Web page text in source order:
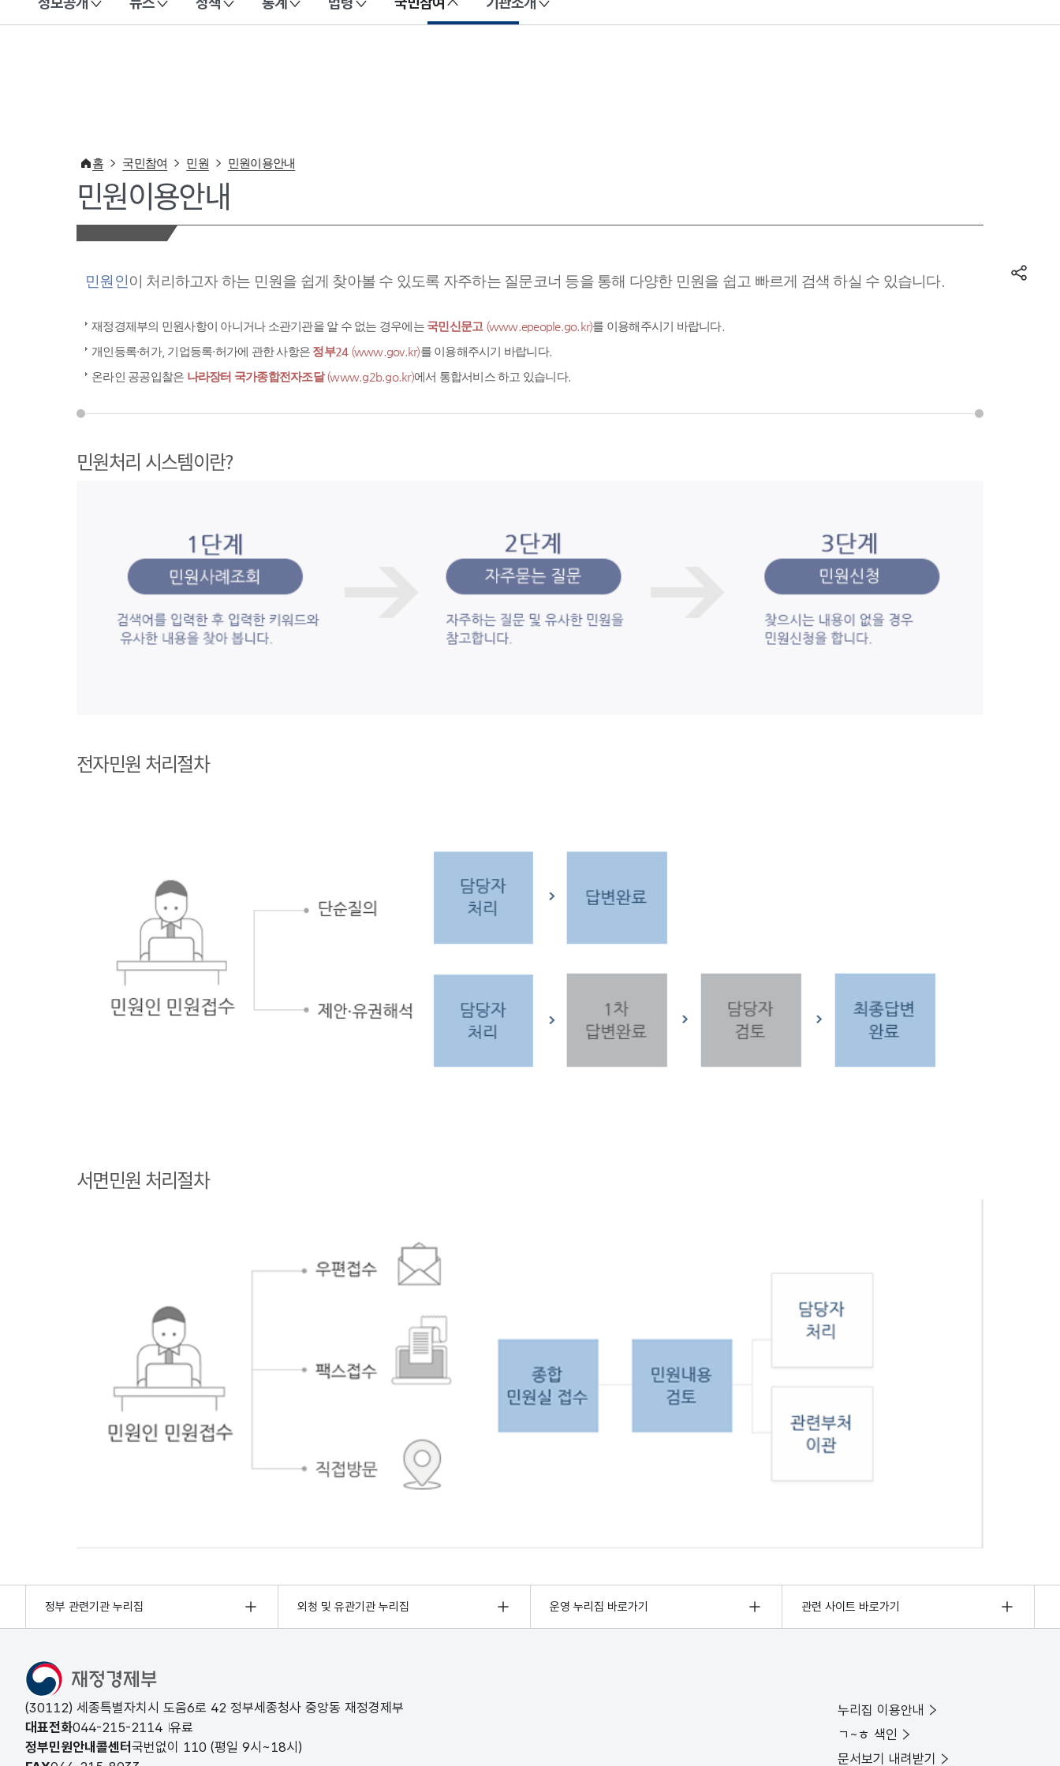
이 누리집은 대한민국 공식 전자정부 누리집입니다.
홈 국민참여 민원 민원이용안내
민원이용안내
민원인이 처리하고자 하는 민원을 쉽게 찾아볼 수 있도록 자주하는 질문코너 등을 통해 다양한 민원을 쉽고 빠르게 검색 하실 수 있습니다.
재정경제부의 민원사항이 아니거나 소관기관을 알 수 없는 경우에는 국민신문고 (www.epeople.go.kr)를 이용해주시기 바랍니다.
개인등록·허가, 기업등록·허가에 관한 사항은 정부24 (www.gov.kr)를 이용해주시기 바랍니다.
온라인 공공입찰은 나라장터 국가종합전자조달(www.g2b.go.kr)에서 통합서비스 하고 있습니다.
민원처리 시스템이란?
전자민원 처리절차
서면민원 처리절차
정부 관련기관 누리집 외청 및 유관기관 누리집 운영 누리집 바로가기 관련 사이트 바로가기
(30112) 세종특별자치시 도움6로 42 정부세종청사 중앙동 재정경제부
대표전화044-215-2114 유료
정부민원안내콜센터 국번없이 110 (평일 9시~18시)
누리집 이용안내
ㄱ~ㅎ 색인
문서보기 내려받기